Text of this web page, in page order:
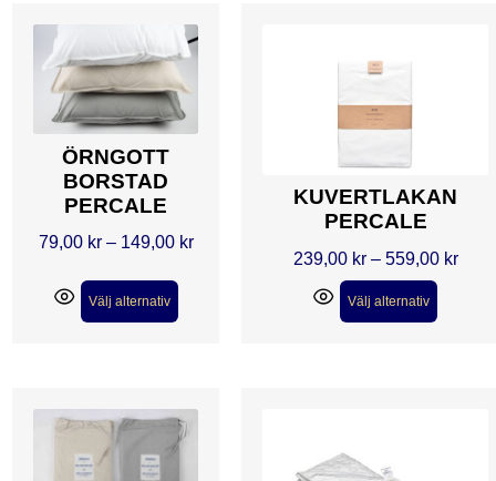
ÖRNGOTT
BORSTAD
PERCALE
79,00 kr – 149,00 kr
Välj alternativ
KUVERTLAKAN
PERCALE
239,00 kr – 559,00 kr
Välj alternativ